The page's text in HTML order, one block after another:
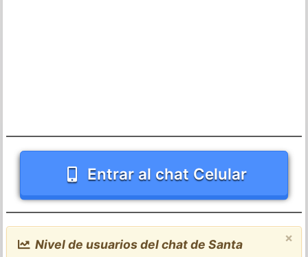
Entrar al chat Celular
×
Nivel de usuarios del chat de Santa